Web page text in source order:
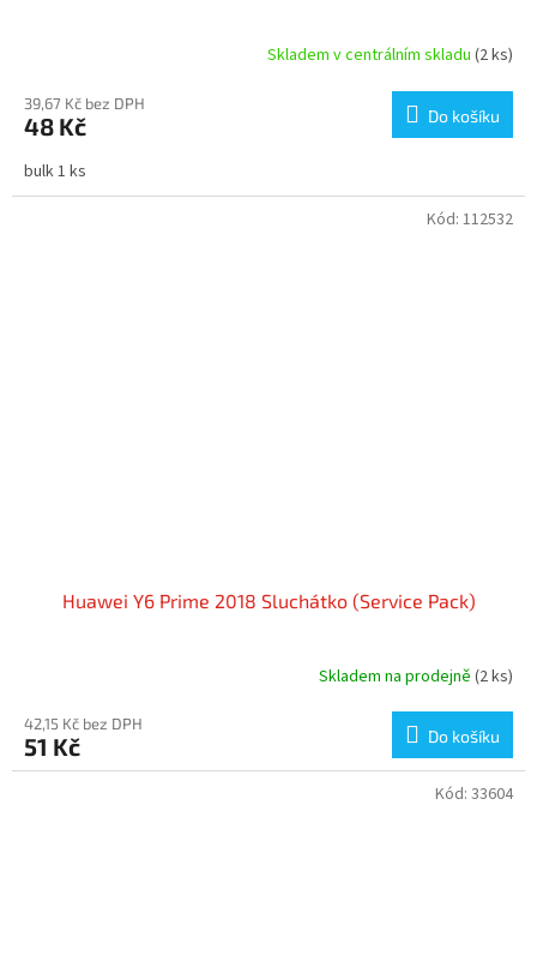
Skladem v centrálním skladu (2 ks)
39,67 Kč bez DPH
48 Kč Do košíku
bulk 1 ks
Huawei Y6 Prime 2018 Sluchátko (Service Pack)
Skladem na prodejně (2 ks)
42,15 Kč bez DPH
51 Kč Do košíku
Kód: 112532
Kód: 33604